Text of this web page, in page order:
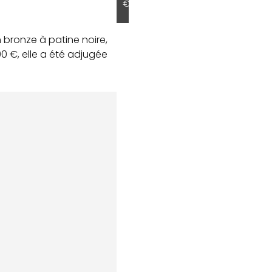
€
bronze à patine noire,
€, elle a été adjugée